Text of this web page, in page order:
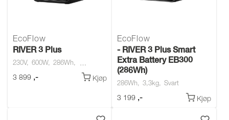
EcoFlow
RIVER 3 Plus
230V 600W 286Wh
3 899 ,- Kjøp
EcoFlow
- RIVER 3 Plus Smart
Extra Battery EB300
(286Wh)
286Wh 3,3kg Svart
3 199 ,- Kjøp